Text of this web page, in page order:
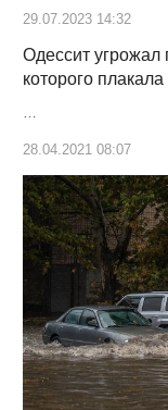
29.07.2023 14:32
Одессит угрожал
которого плакала
…
28.04.2021 08:07